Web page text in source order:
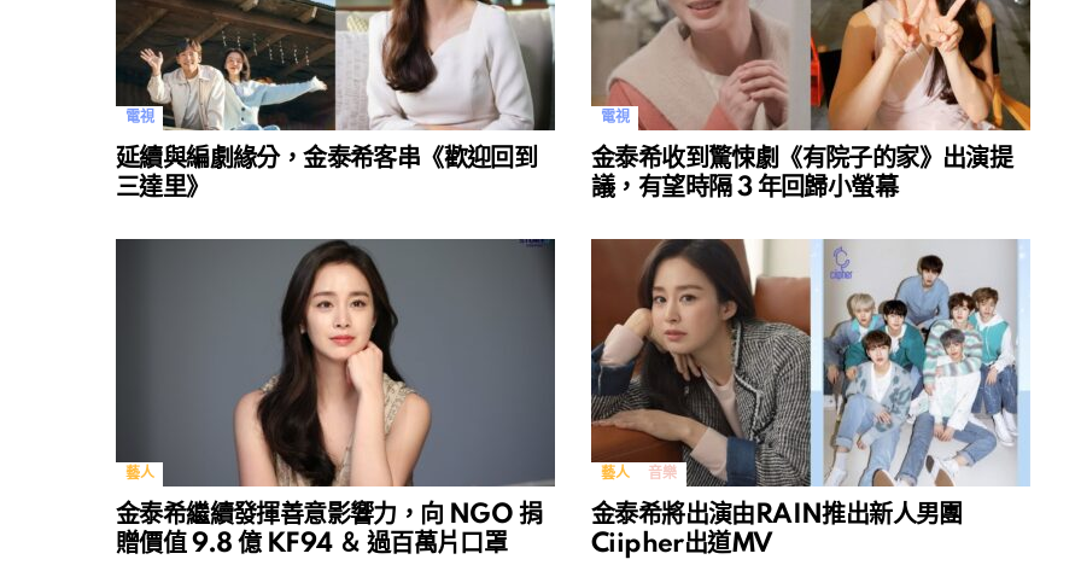
電視
延續與編劇緣分，金泰希客串《歡迎回到
三達里》
電視
金泰希收到驚悚劇《有院子的家》出演提
議，有望時隔 3 年回歸小螢幕
藝人
金泰希繼續發揮善意影響力，向 NGO 捐
贈價值 9.8 億 KF94 ＆ 過百萬片口罩
藝人 音樂
金泰希將出演由RAIN推出新人男團
Ciipher出道MV